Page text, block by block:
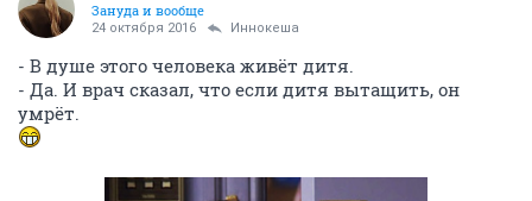
Зануда и вообще
24 октября 2016 Иннокеша
- В душе этого человека живёт дитя.
- Да. И врач сказал, что если дитя вытащить, он
умрёт.